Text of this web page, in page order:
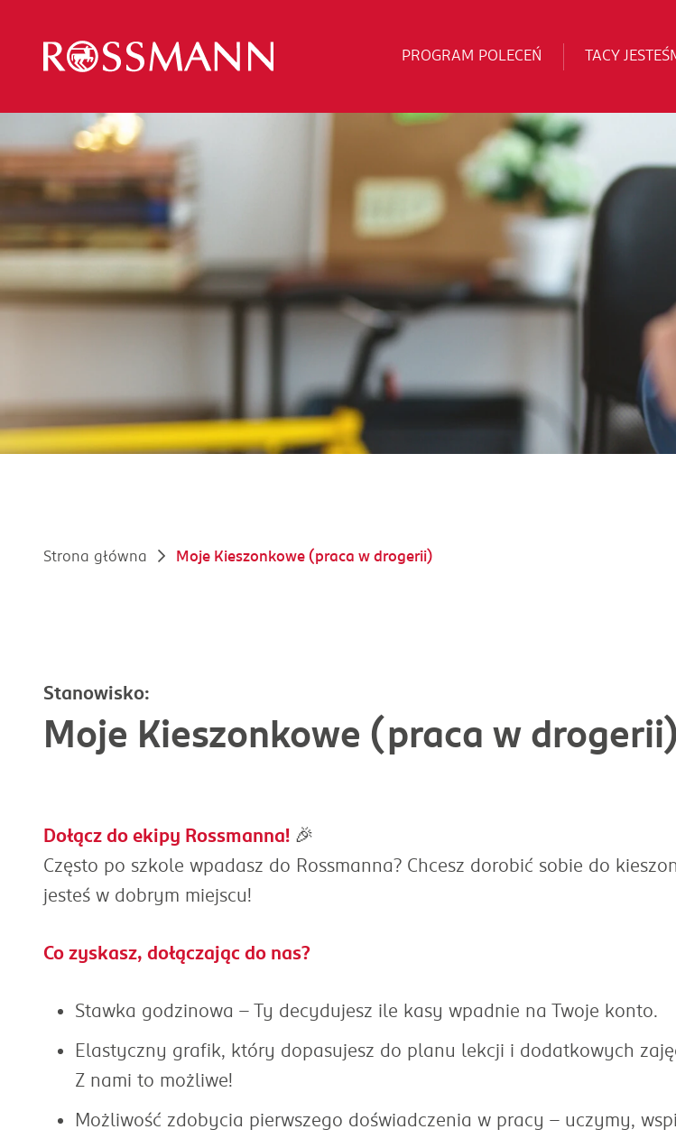
PROGRAM POLECEŃ TACY
Strona główna Moje Kieszonkowe (praca w drogerii)
Stanowisko:
Moje Kieszonkowe (praca w drogerii)
Dołącz do ekipy Rossmanna! 🎉
Często po szkole wpadasz do Rossmanna? Chcesz dorobić sobie do
jesteś w dobrym miejscu!
Co zyskasz, dołączając do nas?
Stawka godzinowa - Ty decydujesz ile kasy wpadnie na Twoje konto.
Elastyczny grafik, który dopasujesz do planu lekcji i dodatkowych
Z nami to możliwe!
Możliwość zdobycia pierwszego doświadczenia w pracy – uczymy,